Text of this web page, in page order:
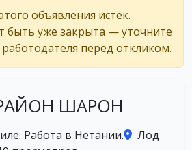
объявления истёк.
быть уже закрыта — уточните
перед откликом.
ШАРОН
Работа в Нетании.
Лод